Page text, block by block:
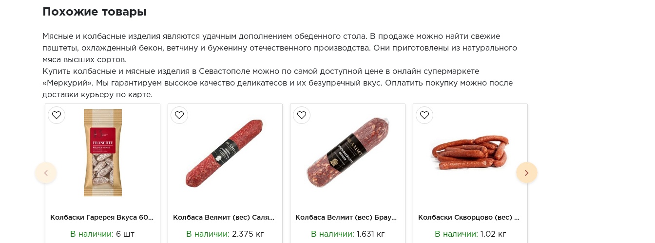
Похожие товары
Мясные и колбасные изделия являются удачным дополнением обеденного стола. В продаже можно найти свежие
паштеты, охлажденный бекон, ветчину и буженину отечественного производства. Они приготовлены из натурального
мяса высших сортов.
Купить колбасные и мясные изделия в Севастополе можно по самой доступной цене в онлайн супермаркете
«Меркурий». Мы гарантируем высокое качество деликатесов и их безупречный вкус. Оплатить покупку можно после
доставки курьеру по карте.
Колбаски Гаререя Вкуса 60г Фелино мини с/в
В наличии: 6 шт
Колбаса Велмит (вес) Салями Пармиджано с/к срез
В наличии:2.375 кг
Колбаса Велмит (вес) Брауншвейская особая с/к срез
В наличии: 1.631 кг
Колбаски Скворцово (вес) Охотничьи п/к н/о (-0,3кг)
В наличии: 1.02 кг